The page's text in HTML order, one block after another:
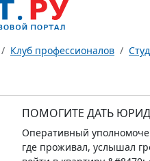
Клуб профессионалов
ПОМОГИТЕ ДАТЬ
Оперативный
где проживал, услышал